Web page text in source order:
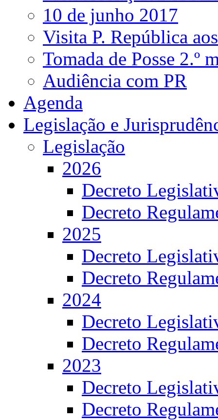
10 de junho 2017
Visita P. República
Tomada de Posse 2.º
Audiência com PR
Agenda
Legislação e
Legislação
2026
Decreto
Decreto
2025
Decreto
Decreto
2024
Decreto
Decreto
2023
Decreto
Decreto